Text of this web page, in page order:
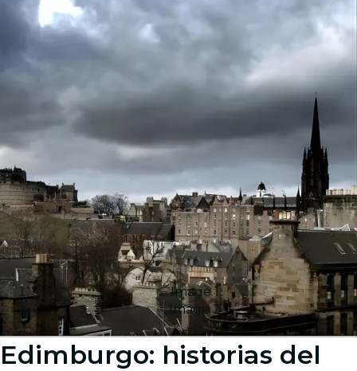
Image 1
Image 2
Edimburgo: historias del